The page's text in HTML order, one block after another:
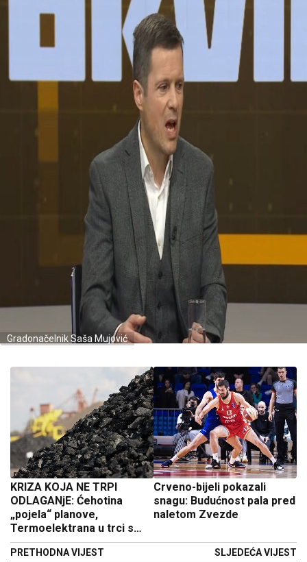
Gradonačelnik Saša Mujović
KRIZA KOJA NE TRPI
ODLAGANjE: Ćehotina
„pojela“ planove,
Termoelektrana u trci s
vremenom
PRETHODNA VIJEST
Crveno-bijeli pokazali
snagu: Budućnost pala pred
naletom Zvezde
SLJEDEĆA VIJEST